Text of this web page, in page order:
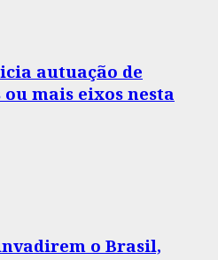
autuação de
mais eixos nesta
invadirem o Brasil,